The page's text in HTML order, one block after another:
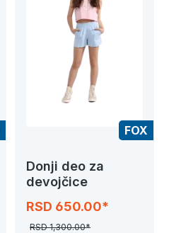
FOX
Donji deo za
devojčice
RSD 650.00*
RSD 1,300.00*